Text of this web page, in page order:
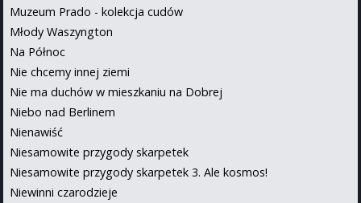
Muzeum Prado - kolekcja cudów
Młody Waszyngton
Na Północ
Nie chcemy innej ziemi
Nie ma duchów w mieszkaniu na Dobrej
Niebo nad Berlinem
Nienawiść
Niesamowite przygody skarpetek
Niesamowite przygody skarpetek 3. Ale kosmos!
Niewinni czarodzieje